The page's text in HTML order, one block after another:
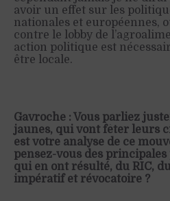
avoir un effet sur les
nationales et européennes,
contre le lobby de
action politique est
être locale.
Gavroche : Vous parliez
jaunes, qui vont fêter leurs
est votre analyse de ce
pensez-vous des
qui en ont résulté, du RIC,
impératif et révocatoire ?